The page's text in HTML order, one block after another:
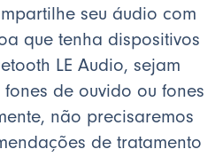
seu áudio com
que tenha dispositivos
LE Audio, sejam
de ouvido ou fones
não precisaremos
de tratamento